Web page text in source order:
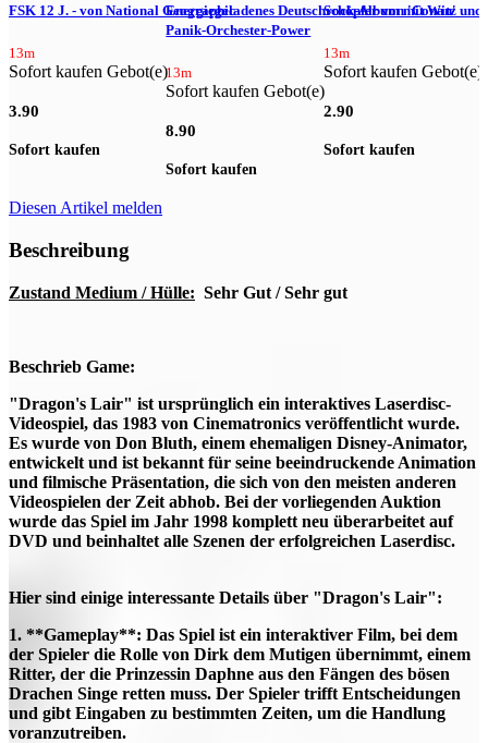
FSK 12 J. - von National Geographic
13m
Sofort kaufen Gebot(e)
3.90
Sofort kaufen
Energiegeladenes Deutschrock-Album mit Witz und
Panik-Orchester-Power
13m
Sofort kaufen Gebot(e)
8.90
Sofort kaufen
Schöpfer von 'Conan'
13m
Sofort kaufen Gebot(e)
2.90
Sofort kaufen
Diesen Artikel melden
Beschreibung
Zustand Medium / Hülle: Sehr Gut / Sehr gut
Beschrieb Game:
"Dragon's Lair" ist ursprünglich ein interaktives Laserdisc-
Videospiel, das 1983 von Cinematronics veröffentlicht wurde.
Es wurde von Don Bluth, einem ehemaligen Disney-Animator,
entwickelt und ist bekannt für seine beeindruckende Animation
und filmische Präsentation, die sich von den meisten anderen
Videospielen der Zeit abhob. Bei der vorliegenden Auktion
wurde das Spiel im Jahr 1998 komplett neu überarbeitet auf
DVD und beinhaltet alle Szenen der erfolgreichen Laserdisc.
Hier sind einige interessante Details über "Dragon's Lair":
1. **Gameplay**: Das Spiel ist ein interaktiver Film, bei dem
der Spieler die Rolle von Dirk dem Mutigen übernimmt, einem
Ritter, der die Prinzessin Daphne aus den Fängen des bösen
Drachen Singe retten muss. Der Spieler trifft Entscheidungen
und gibt Eingaben zu bestimmten Zeiten, um die Handlung
voranzutreiben.